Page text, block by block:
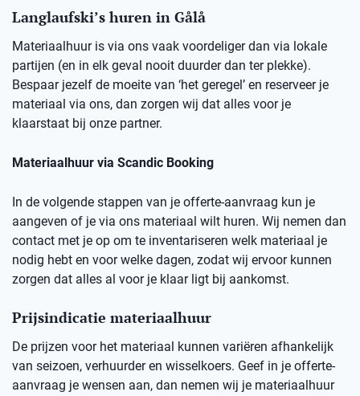
Langlaufski’s huren in Gålå
Materiaalhuur is via ons vaak voordeliger dan via lokale
partijen (en in elk geval nooit duurder dan ter plekke).
Bespaar jezelf de moeite van ‘het geregel’ en reserveer je
materiaal via ons, dan zorgen wij dat alles voor je
klaarstaat bij onze partner.
Materiaalhuur via Scandic Booking
In de volgende stappen van je offerte-aanvraag kun je
aangeven of je via ons materiaal wilt huren. Wij nemen dan
contact met je op om te inventariseren welk materiaal je
nodig hebt en voor welke dagen, zodat wij ervoor kunnen
zorgen dat alles al voor je klaar ligt bij aankomst.
Prijsindicatie materiaalhuur
De prijzen voor het materiaal kunnen variëren afhankelijk
van seizoen, verhuurder en wisselkoers. Geef in je offerte-
aanvraag je wensen aan, dan nemen wij je materiaalhuur